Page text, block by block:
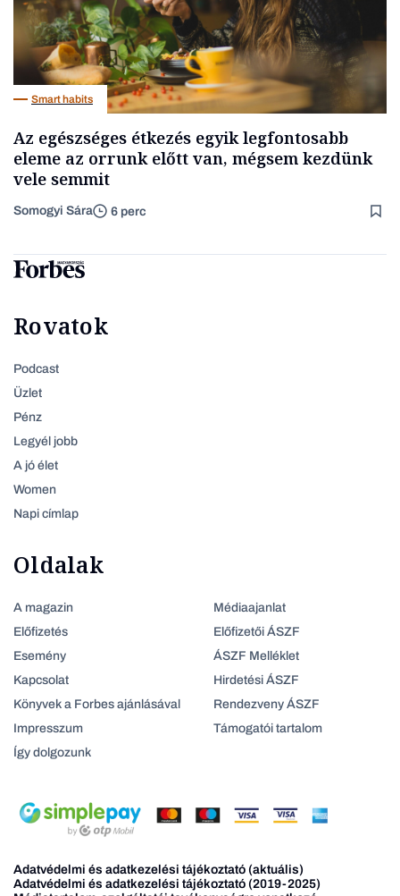
Smart habits
Az egészséges étkezés egyik legfontosabb
eleme az orrunk előtt van, mégsem kezdünk
vele semmit
Somogyi Sára 6 perc
Rovatok
Podcast
Üzlet
Pénz
Legyél jobb
A jó élet
Women
Napi címlap
Oldalak
A magazin
Előfizetés
Esemény
Kapcsolat
Könyvek a Forbes ajánlásával
Impresszum
Így dolgozunk
Médiaajanlat
Előfizetői ÁSZF
ÁSZF Melléklet
Hirdetési ÁSZF
Rendezveny ÁSZF
Támogatói tartalom
Adatvédelmi és adatkezelési tájékoztató (aktuális)
Adatvédelmi és adatkezelési tájékoztató (2019-2025)